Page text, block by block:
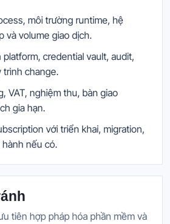
môi trường runtime, hệ
và volume giao dịch.
credential vault, audit,
trình change.
VAT, nghiệm thu, bàn giao
gia hạn.
với triển khai, migration,
nếu có.
tiên hợp pháp hóa phần mềm và